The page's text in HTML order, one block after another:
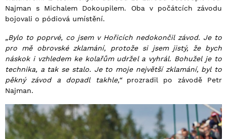
Najman s Michalem Dokoupilem. Oba v počátcích závodu
bojovali o pódiová umístění.
„Bylo to poprvé, co jsem v Hořicích nedokončil závod. Je to
pro mě obrovské zklamání, protože si jsem jistý, že bych
náskok i vzhledem ke kolařům udržel a vyhrál. Bohužel je to
technika, a tak se stalo. Je to moje největší zklamání, byl to
pěkný závod a dopadl takhle,“ prozradil po závodě Petr
Najman.